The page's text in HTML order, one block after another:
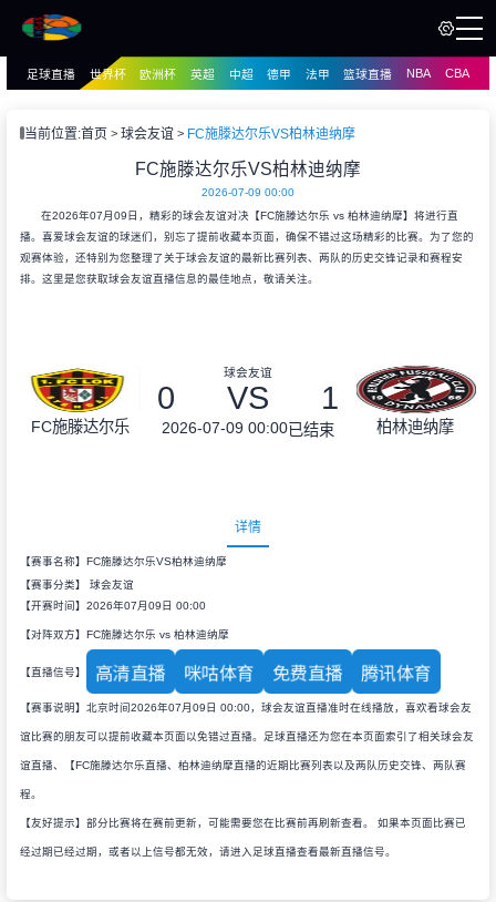
播
足球直播 世界杯 欧洲杯 英超 中超 德甲 法甲 篮球直播 NBA CBA
当前位置:首页 球会友谊 FC施滕达尔乐VS柏林迪纳摩
FC施滕达尔乐VS柏林迪纳摩
2026-07-09 00:00
在2026年07月09日，精彩的球会友谊对决【FC施滕达尔乐 vs 柏林迪纳摩】将进行直
播。喜爱球会友谊的球迷们，别忘了提前收藏本页面，确保不错过这场精彩的比赛。为了您的
观赛体验，还特别为您整理了关于球会友谊的最新比赛列表、两队的历史交锋记录和赛程安
排。这里是您获取球会友谊直播信息的最佳地点，敬请关注。
FC施滕达尔乐
球会友谊
0 VS 1
2026-07-09 00:00已结束 柏林迪纳摩
详情
【赛事名称】FC施滕达尔乐VS柏林迪纳摩
【赛事分类】 球会友谊
【开赛时间】2026年07月09日 00:00
【对阵双方】FC施滕达尔乐 vs 柏林迪纳摩
【直播信号】 高清直播 咪咕体育 免费直播 腾讯体育
【赛事说明】北京时间2026年07月09日 00:00，球会友谊直播准时在线播放，喜欢看球会友
谊比赛的朋友可以提前收藏本页面以免错过直播。足球直播还为您在本页面索引了相关球会友
谊直播、【FC施滕达尔乐直播、柏林迪纳摩直播的近期比赛列表以及两队历史交锋、两队赛
程。
【友好提示】部分比赛将在赛前更新，可能需要您在比赛前再刷新查看。 如果本页面比赛已
经过期已经过期，或者以上信号都无效，请进入足球直播查看最新直播信号。